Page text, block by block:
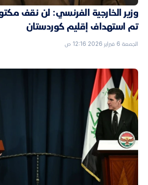
وزير الخارجية الفرنسي: لن نقف
تم استهداف إقليم كوردستان
الجمعة 6 فبراير 2026 12:16 ص